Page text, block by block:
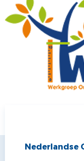
GEDRAGSREGELS
Nederlandse